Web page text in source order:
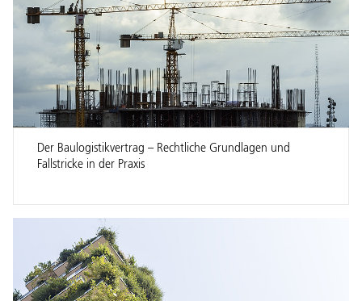
Der Baulogistikvertrag – Rechtliche Grundlagen und
Fallstricke in der Praxis